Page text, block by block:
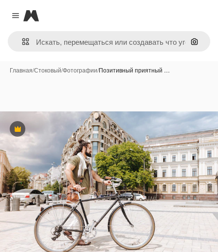
Close menu
Magnific
Поиск
Главная/Стоковый/Фотографии/Позитивный приятный …
Премиум